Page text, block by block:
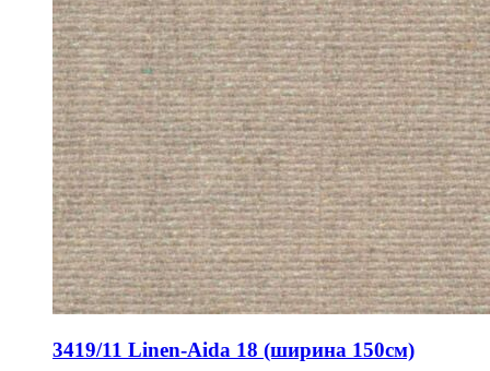
3419/11 Linen-Aida 18 (ширина 150см)